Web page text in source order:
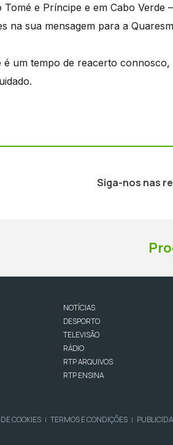
Tomé e Príncipe e em Cabo Verde
na sua mensagem para a
é um tempo de reacerto
Siga-nos nas
NOTÍCIAS
DESPORTO
TELEVISÃO
RÁDIO
RTP ARQUIVOS
RTP ENSINA
COOKIES | TERMOS E CONDIÇÕES |